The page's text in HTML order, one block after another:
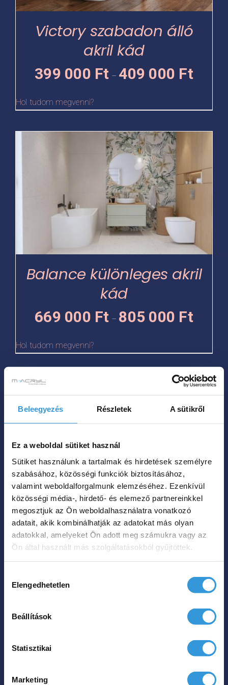
Beleegyezés Részletek A sütikről
Ez a weboldal sütiket használ
Sütiket használunk a tartalmak és hirdetések személyre
szabásához, közösségi funkciók biztosításához,
valamint weboldalforgalmunk elemzéséhez. Ezenkívül
közösségi média-, hirdető- és elemező partnereinkkel
megosztjuk az Ön weboldalhasználatra vonatkozó
adatait, akik kombinálhatják az adatokat más olyan
adatokkal, amelyeket Ön adott meg számukra vagy az
Ön által használt más szolgáltatásokból gyűjtöttek.
kiválasztása
Elengedhetetlen
Beállítások
Statisztikai
Marketing
Victory szabadon álló
akril kád
399 000 Ft – 409 000 Ft399
-
Hol tudom megvenni?
a
termékoldalon
választhatók
Balance különleges akril
kád
669 000 Ft – 805 000 Ft669
-
805
000 Ft
Hol tudom megvenni?
választhatók
Lily különleges
műmárvány kád
899 000Ft – 985 000Ft
000 Ft
-
985
000 Ft
Hol tudom megvenni?
Ennek
a
terméknek
több
A
változatok
a
termékoldalon
választhatók
ki
terméknek
variációja